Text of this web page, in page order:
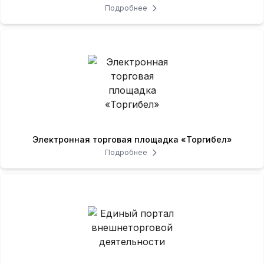
Подробнее
Электронная торговая площадка «Торгибел»
Подробнее